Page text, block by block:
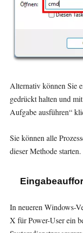
Alternativ können Sie
gedrückt halten und
Aufgabe ausführen“
Sie können alle
dieser Methode starten.
In neueren Windows-
X für Power-User ein